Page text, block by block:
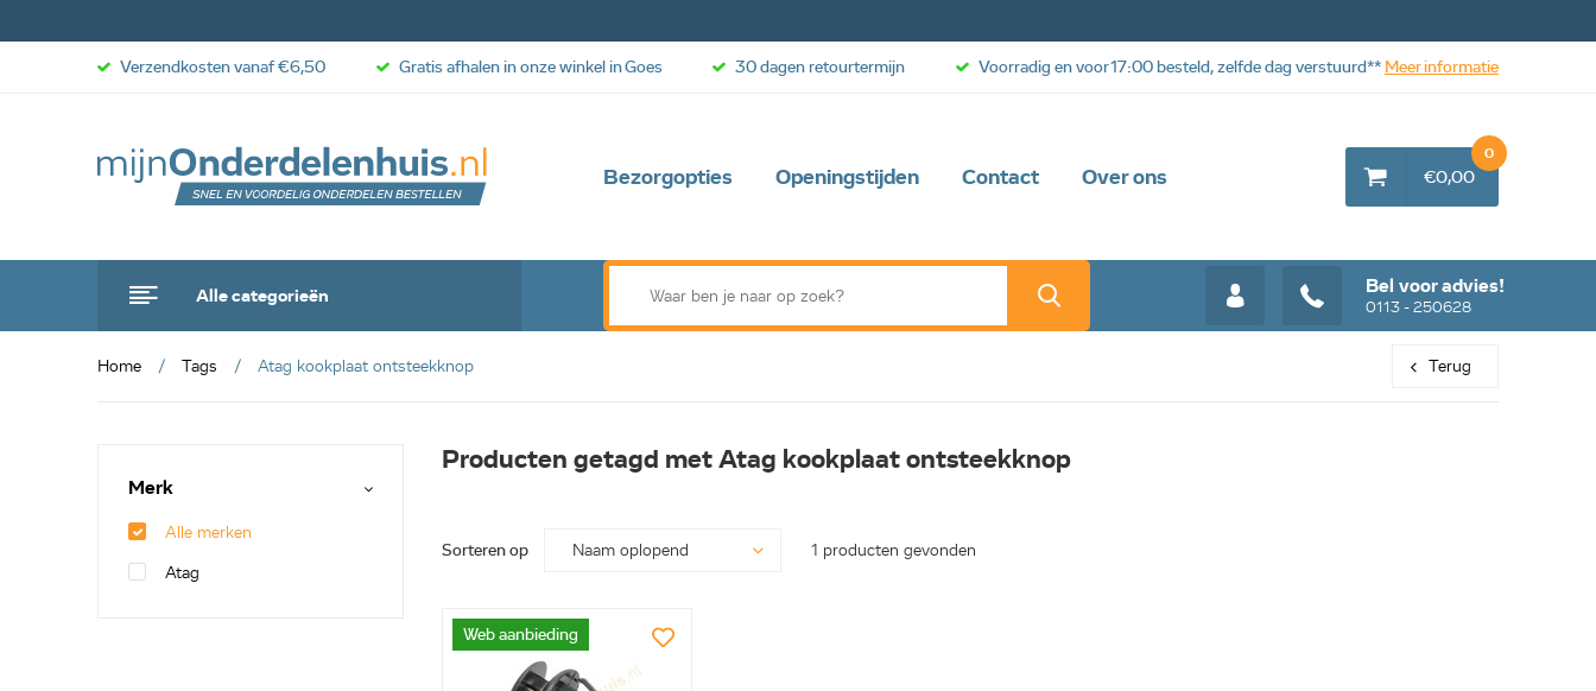
Bezorgopties Openingstijden Contact Over ons
Alle categorieën Bel voor advies!
0113 - 250628
€0,00
0
Verzendkosten vanaf €6,50 Gratis afhalen in onze winkel in Goes 30 dagen retourtermijn Voorradig en voor 17:00 besteld, zelfde dag verstuurd** Meer informatie
Home Tags Atag kookplaat ontsteekknop Terug
Merk
Alle merken
Atag
Producten getagd met Atag kookplaat ontsteekknop
Sorteren op 1 producten gevonden
Web aanbieding